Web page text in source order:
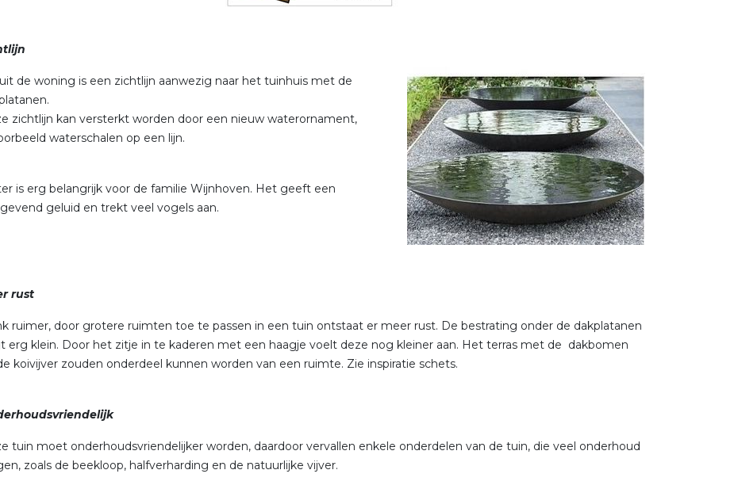
de woning is een zichtlijn aanwezig naar het tuinhuis met de
zichtlijn kan versterkt worden door een nieuw waterornament,
waterschalen op een lijn.
is erg belangrijk voor de familie Wijnhoven. Het geeft een
geluid en trekt veel vogels aan.
rust
ruimer, door grotere ruimten toe te passen in een tuin ontstaat er meer rust. De bestrating onder de dakplatanen
erg klein. Door het zitje in te kaderen met een haagje voelt deze nog kleiner aan. Het terras met de dakbomen
koivijver zouden onderdeel kunnen worden van een ruimte. Zie inspiratie schets.
tuin moet onderhoudsvriendelijker worden, daardoor vervallen enkele onderdelen van de tuin, die veel onderhoud
zoals de beekloop, halfverharding en de natuurlijke vijver.